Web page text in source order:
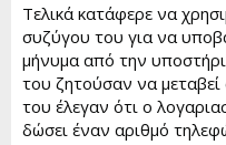
Τελικά κατάφερε να
συζύγου του για να
μήνυμα από την
του ζητούσαν να
του έλεγαν ότι ο
δώσει έναν αριθμό